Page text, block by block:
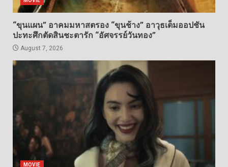
“ขุนแผน” อาคมมหาสตรอง “ขุนช้าง” อาวุธเต็มออปชัน
ปะทะศึกตัดสินชะตารัก “อัศจรรย์วันทอง”
August 7, 2026
MOVIE